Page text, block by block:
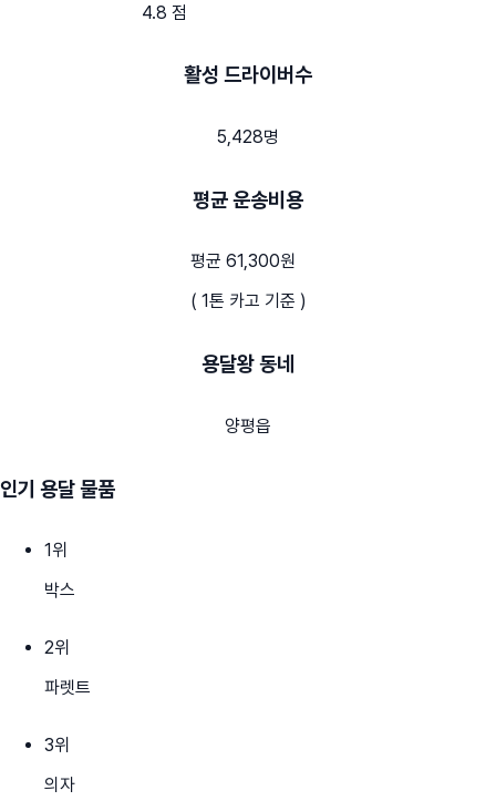
4.8 점
활성 드라이버수
5,428명
평균 운송비용
평균 61,300원
( 1톤 카고 기준 )
용달왕 동네
양평읍
인기 용달 물품
1위
박스
2위
파렛트
3위
의자